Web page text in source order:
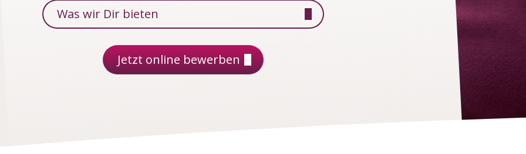
Was wir Dir bieten
Jetzt online bewerben